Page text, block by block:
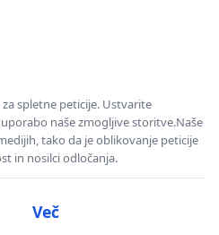
spletne peticije. Ustvarite
naše zmogljive storitve.Naše
tako da je oblikovanje peticije
in nosilci odločanja.
Več